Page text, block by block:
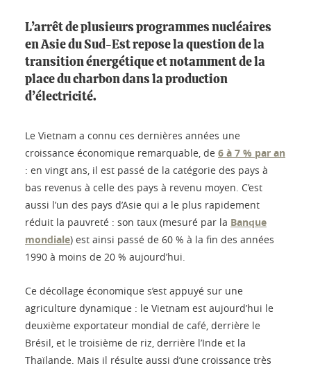
L’arrêt de plusieurs programmes nucléaires
en Asie du Sud-Est repose la question de la
transition énergétique et notamment de la
place du charbon dans la production
d’électricité.
Le Vietnam a connu ces dernières années une
croissance économique remarquable, de 6 à 7 % par an
: en vingt ans, il est passé de la catégorie des pays à
bas revenus à celle des pays à revenu moyen. C’est
aussi l’un des pays d’Asie qui a le plus rapidement
réduit la pauvreté : son taux (mesuré par la Banque
mondiale) est ainsi passé de 60 % à la fin des années
1990 à moins de 20 % aujourd’hui.
Ce décollage économique s’est appuyé sur une
agriculture dynamique : le Vietnam est aujourd’hui le
deuxième exportateur mondial de café, derrière le
Brésil, et le troisième de riz, derrière l’Inde et la
Thaïlande. Mais il résulte aussi d’une croissance très